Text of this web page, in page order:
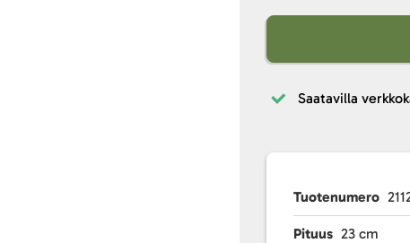
Saatavilla
Tuotenumero
Pituus 23 cm